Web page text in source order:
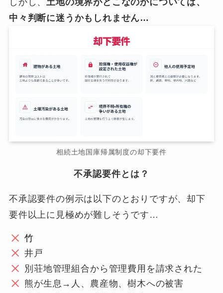
しかし、土地の境界がどこなのかについては、
中々判断に迷うかもしれません…
相続土地国庫帰属制度の却下要件
不承認要件とは？
不承認要件の例示は以下のとおりですが、却下
要件以上に見極めが難しそうです…
竹
井戸
別荘地管理組合から管理費用を請求された
熊が生息→人、農産物、樹木への被害